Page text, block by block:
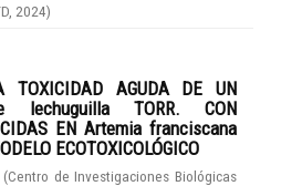
2024)
TOXICIDAD AGUDA DE UN
lechuguilla TORR. CON
EN Artemia franciscana
ECOTOXICOLÓGICO
(Centro de Investigaciones Biológicas